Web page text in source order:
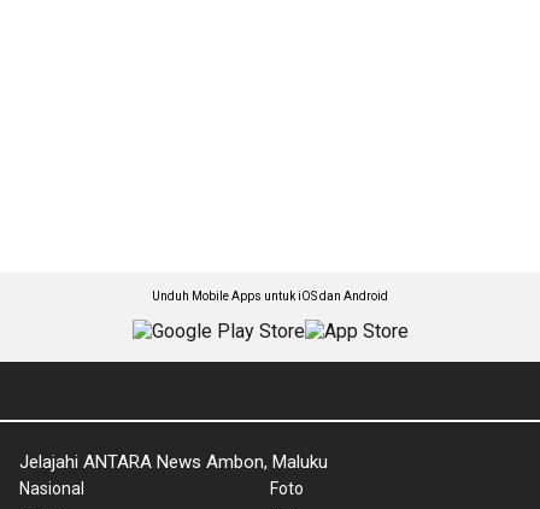
Unduh Mobile Apps untuk iOS dan Android
Jelajahi ANTARA News Ambon, Maluku
Nasional
Foto